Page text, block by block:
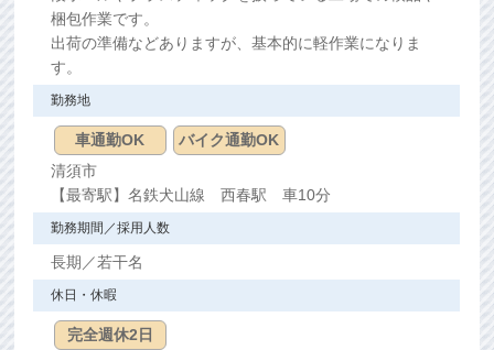
梱包作業です。
出荷の準備などありますが、基本的に軽作業になりま
す。
勤務地
車通勤OK
バイク通勤OK
清須市
【最寄駅】名鉄犬山線 西春駅 車10分
勤務期間／採用人数
長期／若干名
休日・休暇
完全週休2日